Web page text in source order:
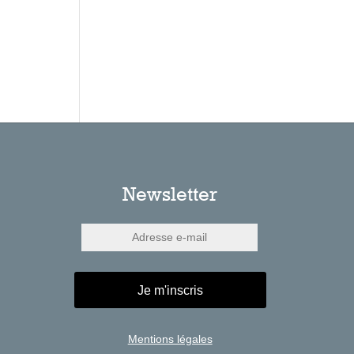
Newsletter
Je m'inscris
Mentions légales